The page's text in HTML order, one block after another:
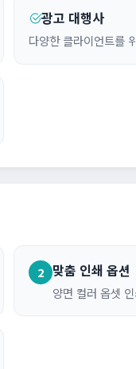
광고 대행사
다양한 클라이언트를
2 맞춤 인쇄 옵션
양면 컬러 옵셋